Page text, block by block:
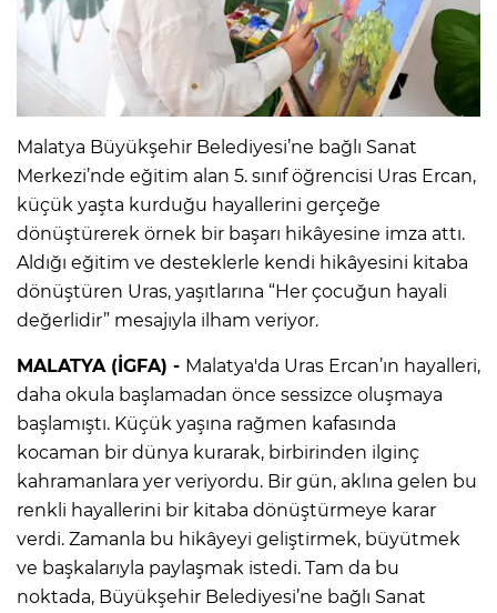
Malatya Büyükşehir Belediyesi’ne bağlı Sanat
Merkezi’nde eğitim alan 5. sınıf öğrencisi Uras Ercan,
küçük yaşta kurduğu hayallerini gerçeğe
dönüştürerek örnek bir başarı hikâyesine imza attı.
Aldığı eğitim ve desteklerle kendi hikâyesini kitaba
dönüştüren Uras, yaşıtlarına “Her çocuğun hayali
değerlidir” mesajıyla ilham veriyor.
MALATYA (İGFA) - Malatya'da Uras Ercan’ın hayalleri,
daha okula başlamadan önce sessizce oluşmaya
başlamıştı. Küçük yaşına rağmen kafasında
kocaman bir dünya kurarak, birbirinden ilginç
kahramanlara yer veriyordu. Bir gün, aklına gelen bu
renkli hayallerini bir kitaba dönüştürmeye karar
verdi. Zamanla bu hikâyeyi geliştirmek, büyütmek
ve başkalarıyla paylaşmak istedi. Tam da bu
noktada, Büyükşehir Belediyesi’ne bağlı Sanat